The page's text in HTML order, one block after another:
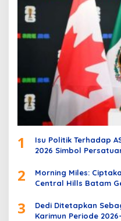
1
Isu Politik Terhadap
2026 Simbol
2
Morning Miles:
Central Hills Batam
3
Dedi Ditetapkan
Karimun Periode